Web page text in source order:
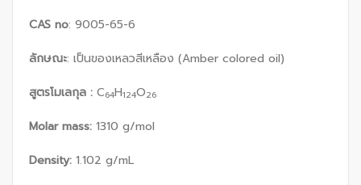
CAS no: 9005-65-6
ลักษณะ: เป็นของเหลวสีเหลือง (Amber colored oil)
สูตรโมเลกุล : C64H124O26
Molar mass: 1310 g/mol
Density: 1.102 g/mL